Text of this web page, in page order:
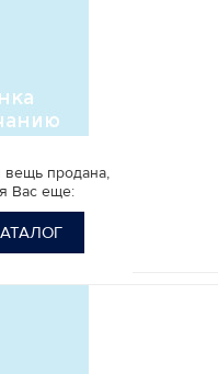
вещь продана,
Вас еще: